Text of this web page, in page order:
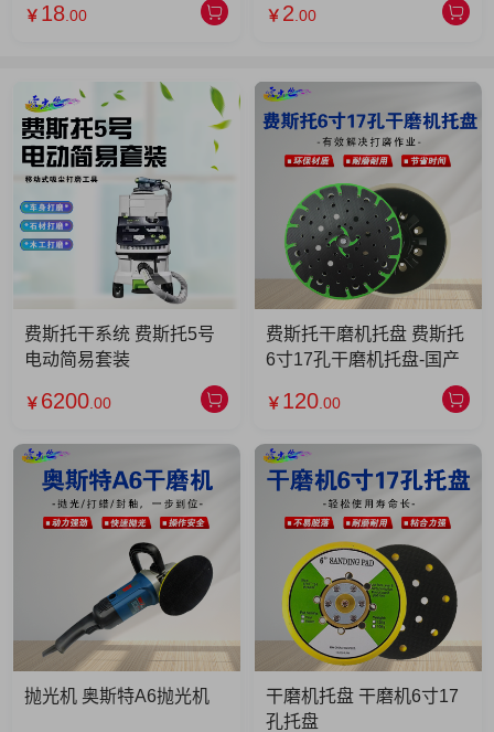
￥ 18 .00 ￥ 2 .00
费斯托干系统 费斯托5号
电动简易套装
￥ 6200 .00
费斯托干磨机托盘 费斯托
6寸17孔干磨机托盘-国产
￥ 120 .00
抛光机 奥斯特A6抛光机
干磨机托盘 干磨机6寸17
孔托盘